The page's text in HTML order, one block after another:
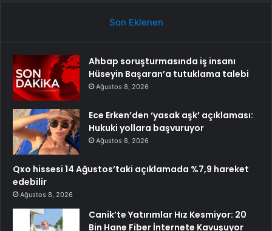
Son Eklenen
Ahbap soruşturmasında iş insanı
Hüseyin Başaran’a tutuklama talebi
Ağustos 8, 2026
Ece Erken’den ‘yasak aşk’ açıklaması:
Hukuki yollara başvuruyor
Ağustos 8, 2026
Qxo hissesi 14 Ağustos’taki açıklamada %7,9 hareket
edebilir
Ağustos 8, 2026
Canik’te Yatırımlar Hız Kesmiyor: 20
Bin Hane Fiber İnternete Kavuşuyor